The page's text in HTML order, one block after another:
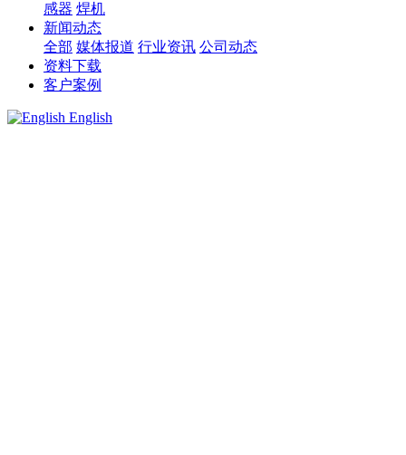
感器 焊机
新闻动态
全部 媒体报道 行业资讯 公司动态
资料下载
客户案例
English